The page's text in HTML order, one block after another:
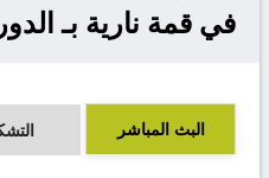
في قمة نارية بـ
البث المباشر